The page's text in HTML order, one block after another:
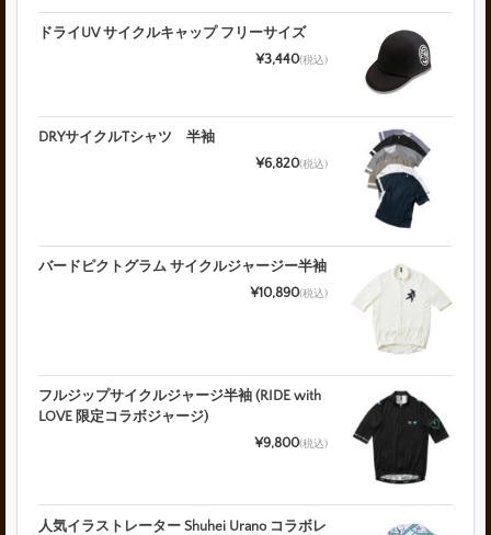
ドライUV サイクルキャップ フリーサイズ
¥3,440(税込)
DRYサイクルTシャツ 半袖
¥6,820(税込)
バードピクトグラム サイクルジャージー半袖
¥10,890(税込)
フルジップサイクルジャージ半袖 (RIDE with
LOVE 限定コラボジャージ)
¥9,800(税込)
人気イラストレーター Shuhei Urano コラボレ